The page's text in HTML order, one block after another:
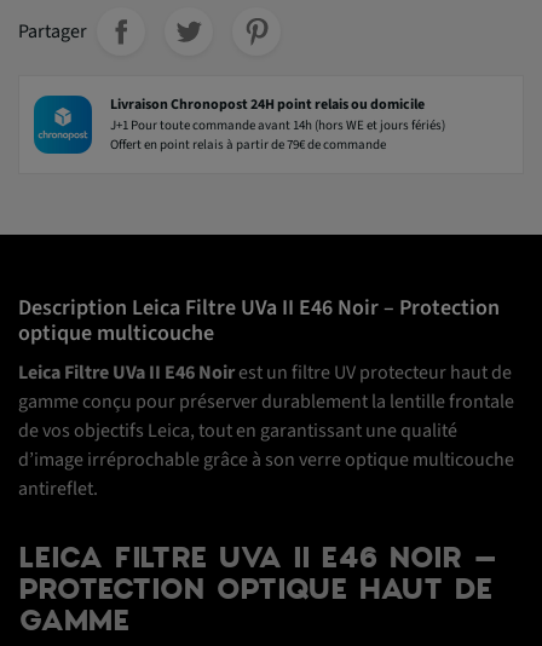
Partager
Livraison Chronopost 24H point relais ou domicile
J+1 Pour toute commande avant 14h (hors WE et jours fériés)
Offert en point relais à partir de 79€ de commande
Description Leica Filtre UVa II E46 Noir – Protection
optique multicouche
Leica Filtre UVa II E46 Noirest un filtre UV protecteur haut de
gamme conçu pour préserver durablement la lentille frontale
de vos objectifs Leica, tout en garantissant une qualité
d’image irréprochable grâce à son verre optique multicouche
antireflet.
LEICA FILTRE UVA II E46 NOIR –
PROTECTION OPTIQUE HAUT DE
GAMME